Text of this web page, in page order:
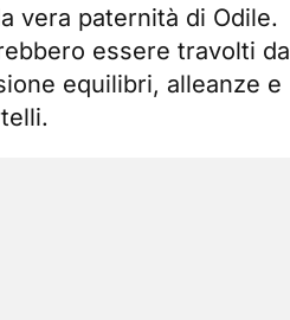
vera paternità di Odile.
essere travolti da
equilibri, alleanze e